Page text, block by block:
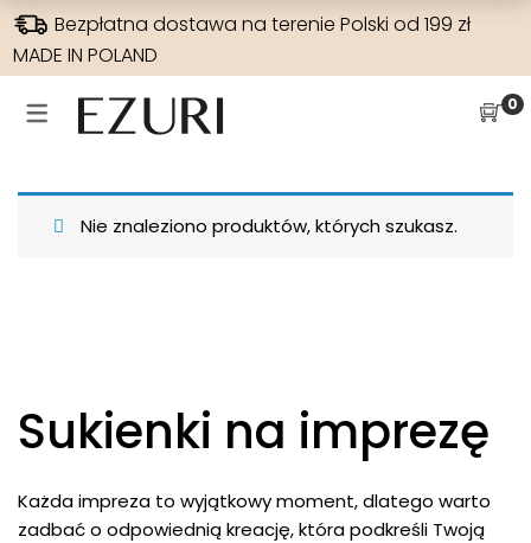
SUKIENKI NA WESELE
SUKIENKI W KWIATY
SUKIENKI
SUKIENKI BOHO
SUKIENKI ELEGANCKIE
SPODNIE
SZEROKA NOGAWKA
WYPRZEDAŻE
BLUZKI
Bezpłatna dostawa na terenie Polski od 199 zł
MADE IN POLAND
0
Nie znaleziono produktów, których szukasz.
Sukienki na imprezę
Każda impreza to wyjątkowy moment, dlatego warto
zadbać o odpowiednią kreację, która podkreśli Twoją